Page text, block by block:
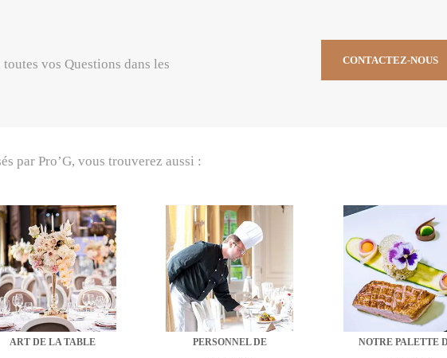
vos Questions dans les
CONTACTEZ-NOUS
par Pro’G, vous trouverez aussi :
ART DE LA TABLE
PERSONNEL DE
NOTRE PALETTE